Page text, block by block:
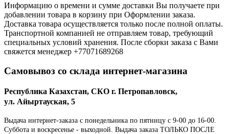
Информацию о времени и сумме доставки Вы получаете при
добавлении товара в корзину при Оформлении заказа.
Доставка товара осуществляется только после полной оплаты.
Транспортной компанией не отправляем товар, требующий
специальных условий хранения. После сборки заказа с Вами
свяжется менеджер +77071689268
Самовывоз со склада интернет-магазина
Республика Казахстан, СКО г. Петропавловск,
ул. Айыртауская, 5
Выдача интернет-заказа с понедельника по пятницу с 9-00 до 16-00.
Суббота и воскресенье - выходной. Выдача заказа ТОЛЬКО ПОСЛЕ